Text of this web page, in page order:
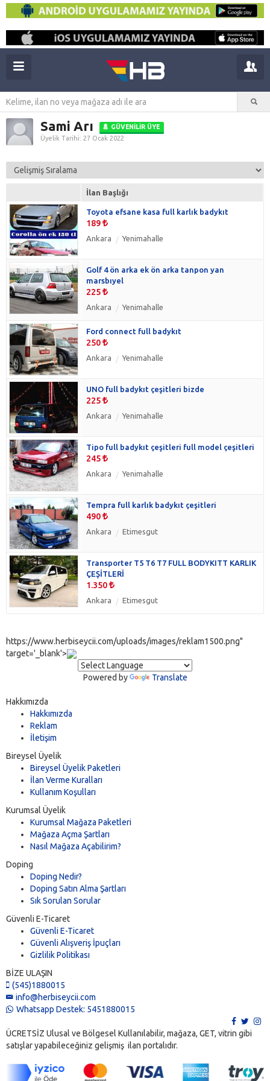
Sami Arı
GÜVENILIR ÜYE
Üyelik Tarihi: 27 Ocak 2022
İlan Başlığı
Toyota efsane kasa full karlık badykıt
189
Ankara Yenimahalle
Golf 4 ön arka ek ön arka tanpon yan
marsbıyel
225
Ankara Yenimahalle
Ford connect full badykıt
250
Ankara Yenimahalle
UNO full badykıt çeşitleri bizde
225
Ankara Yenimahalle
Tipo full badykıt çeşitleri full model çeşitleri
245
Ankara Yenimahalle
Tempra full karlık badykıt çeşitleri
490
Ankara Etimesgut
Transporter T5 T6 T7 FULL BODYKITT KARLIK
ÇEŞİTLERİ
1.350
Ankara Etimesgut
https://www.herbiseycii.com/uploads/images/reklam1500.png"
target='_blank'>
Powered by Translate
Hakkımızda
Hakkımızda
Reklam
İletişim
Bireysel Üyelik
Bireysel Üyelik Paketleri
İlan Verme Kuralları
Kullanım Koşulları
Kurumsal Üyelik
Kurumsal Mağaza Paketleri
Mağaza Açma Şartları
Nasıl Mağaza Açabilirim?
Doping
Doping Nedir?
Doping Satın Alma Şartları
Sık Sorulan Sorular
Güvenli E-Ticaret
Güvenli E-Ticaret
Güvenli Alışveriş İpuçları
Gizlilik Politikası
BİZE ULAŞIN
(545)1880015
info@herbiseycii.com
Whatsapp Destek: 5451880015
ÜCRETSİZ Ulusal ve Bölgesel Kullanılabilir, mağaza, GET, vitrin gibi
satışlar yapabileceğiniz gelişmiş ilan portalıdır.